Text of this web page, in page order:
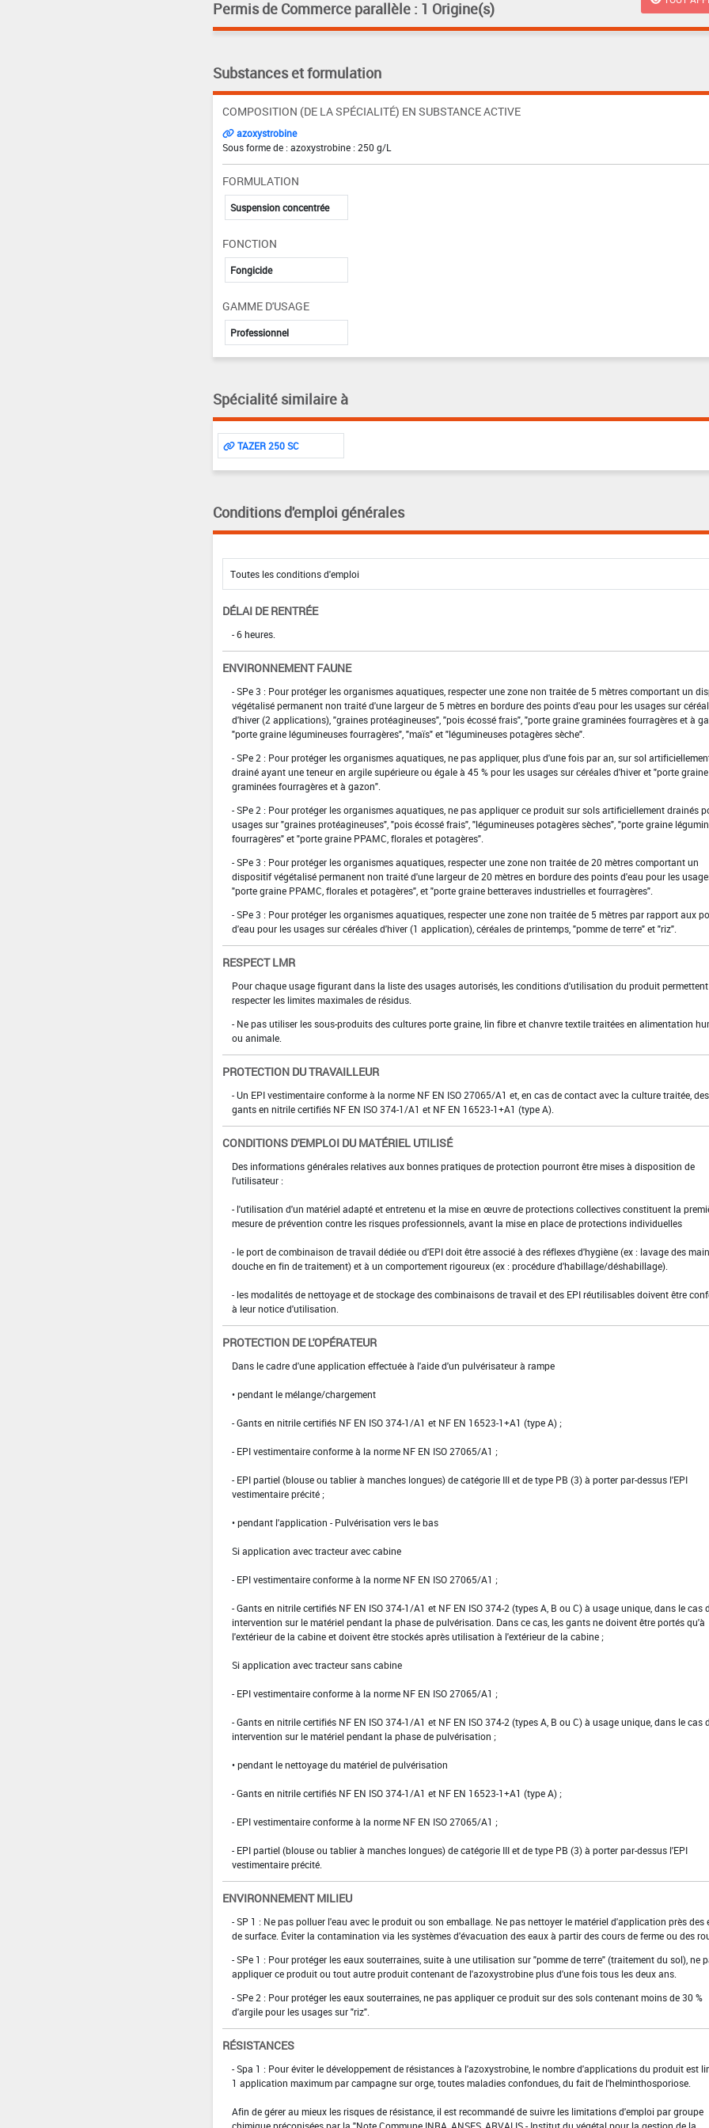
Permis de Commerce parallèle : 1 Origine(s)
Substances et formulation
COMPOSITION (DE LA SPÉCIALITÉ) EN SUBSTANCE ACTIVE
azoxystrobine
Sous forme de : azoxystrobine : 250 g/L
FORMULATION
Suspension concentrée
FONCTION
Fongicide
GAMME D'USAGE
Professionnel
Spécialité similaire à
TAZER 250 SC
Conditions d'emploi générales
DÉLAI DE RENTRÉE
- 6 heures.
ENVIRONNEMENT FAUNE
- SPe 3 : Pour protéger les organismes aquatiques, respecter une zone non traitée de 5 mètres comportant un
végétalisé permanent non traité d'une largeur de 5 mètres en bordure des points d'eau pour les usages sur
d'hiver (2 applications), "graines protéagineuses", "pois écossé frais", "porte graine graminées fourragères et à
"porte graine légumineuses fourragères", "maïs" et "légumineuses potagères sèche".
- SPe 2 : Pour protéger les organismes aquatiques, ne pas appliquer, plus d'une fois par an, sur sol
drainé ayant une teneur en argile supérieure ou égale à 45 % pour les usages sur céréales d'hiver et "porte graine
graminées fourragères et à gazon".
- SPe 2 : Pour protéger les organismes aquatiques, ne pas appliquer ce produit sur sols artificiellement drainés
usages sur "graines protéagineuses", "pois écossé frais", "légumineuses potagères sèches", "porte graine
fourragères" et "porte graine PPAMC, florales et potagères".
- SPe 3 : Pour protéger les organismes aquatiques, respecter une zone non traitée de 20 mètres comportant un
dispositif végétalisé permanent non traité d'une largeur de 20 mètres en bordure des points d'eau pour les
"porte graine PPAMC, florales et potagères", et "porte graine betteraves industrielles et fourragères".
- SPe 3 : Pour protéger les organismes aquatiques, respecter une zone non traitée de 5 mètres par rapport aux
d'eau pour les usages sur céréales d'hiver (1 application), céréales de printemps, "pomme de terre" et "riz".
RESPECT LMR
Pour chaque usage figurant dans la liste des usages autorisés, les conditions d'utilisation du produit
respecter les limites maximales de résidus.
- Ne pas utiliser les sous-produits des cultures porte graine, lin fibre et chanvre textile traitées en alimentation
ou animale.
PROTECTION DU TRAVAILLEUR
- Un EPI vestimentaire conforme à la norme NF EN ISO 27065/A1 et, en cas de contact avec la culture traitée, des
gants en nitrile certifiés NF EN ISO 374-1/A1 et NF EN 16523-1+A1 (type A).
CONDITIONS D'EMPLOI DU MATÉRIEL UTILISÉ
Des informations générales relatives aux bonnes pratiques de protection pourront être mises à disposition de
l'utilisateur :
- l'utilisation d'un matériel adapté et entretenu et la mise en œuvre de protections collectives constituent la
mesure de prévention contre les risques professionnels, avant la mise en place de protections individuelles
- le port de combinaison de travail dédiée ou d'EPI doit être associé à des réflexes d'hygiène (ex : lavage des
douche en fin de traitement) et à un comportement rigoureux (ex : procédure d'habillage/déshabillage).
- les modalités de nettoyage et de stockage des combinaisons de travail et des EPI réutilisables doivent être
à leur notice d'utilisation.
PROTECTION DE L'OPÉRATEUR
Dans le cadre d'une application effectuée à l'aide d'un pulvérisateur à rampe
• pendant le mélange/chargement
- Gants en nitrile certifiés NF EN ISO 374-1/A1 et NF EN 16523-1+A1 (type A) ;
- EPI vestimentaire conforme à la norme NF EN ISO 27065/A1 ;
- EPI partiel (blouse ou tablier à manches longues) de catégorie III et de type PB (3) à porter par-dessus l'EPI
vestimentaire précité ;
• pendant l'application - Pulvérisation vers le bas
Si application avec tracteur avec cabine
- EPI vestimentaire conforme à la norme NF EN ISO 27065/A1 ;
- Gants en nitrile certifiés NF EN ISO 374-1/A1 et NF EN ISO 374-2 (types A, B ou C) à usage unique, dans le cas
intervention sur le matériel pendant la phase de pulvérisation. Dans ce cas, les gants ne doivent être portés qu'à
l'extérieur de la cabine et doivent être stockés après utilisation à l'extérieur de la cabine ;
Si application avec tracteur sans cabine
- EPI vestimentaire conforme à la norme NF EN ISO 27065/A1 ;
- Gants en nitrile certifiés NF EN ISO 374-1/A1 et NF EN ISO 374-2 (types A, B ou C) à usage unique, dans le cas
intervention sur le matériel pendant la phase de pulvérisation ;
• pendant le nettoyage du matériel de pulvérisation
- Gants en nitrile certifiés NF EN ISO 374-1/A1 et NF EN 16523-1+A1 (type A) ;
- EPI vestimentaire conforme à la norme NF EN ISO 27065/A1 ;
- EPI partiel (blouse ou tablier à manches longues) de catégorie III et de type PB (3) à porter par-dessus l'EPI
vestimentaire précité.
ENVIRONNEMENT MILIEU
- SP 1 : Ne pas polluer l'eau avec le produit ou son emballage. Ne pas nettoyer le matériel d'application près des
de surface. Éviter la contamination via les systèmes d'évacuation des eaux à partir des cours de ferme ou des
- SPe 1 : Pour protéger les eaux souterraines, suite à une utilisation sur "pomme de terre" (traitement du sol), ne
appliquer ce produit ou tout autre produit contenant de l'azoxystrobine plus d'une fois tous les deux ans.
- SPe 2 : Pour protéger les eaux souterraines, ne pas appliquer ce produit sur des sols contenant moins de 30 %
d'argile pour les usages sur "riz".
RÉSISTANCES
- Spa 1 : Pour éviter le développement de résistances à l'azoxystrobine, le nombre d'applications du produit est
1 application maximum par campagne sur orge, toutes maladies confondues, du fait de l'helminthosporiose.
Afin de gérer au mieux les risques de résistance, il est recommandé de suivre les limitations d'emploi par groupe